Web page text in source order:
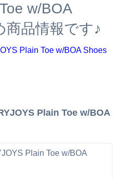
w/BOA
商品情報です♪
Plain Toe w/BOA
Plain Toe w/BOA